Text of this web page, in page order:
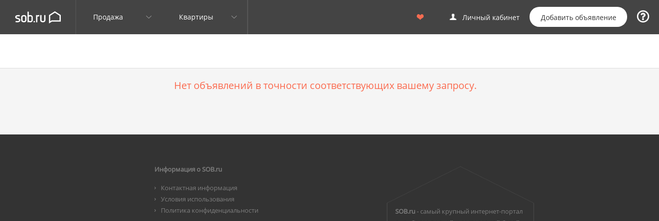
Продажа Квартиры Личный кабинет Добавить объявление
Нет объявлений в точности соответствующих вашему запросу.
Информация о SOB.ru
Контактная информация
Условия использования
Политика конфиденциальности
SOB.ru- самый крупный интернет-портал